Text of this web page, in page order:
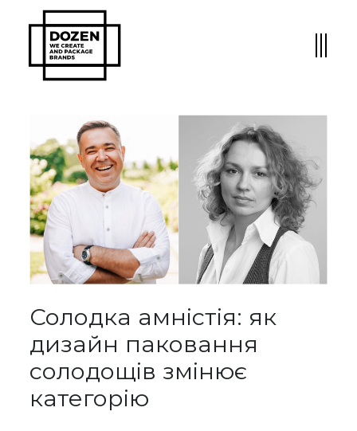
Солодка амністія: як
дизайн паковання
солодощів змінює
категорію